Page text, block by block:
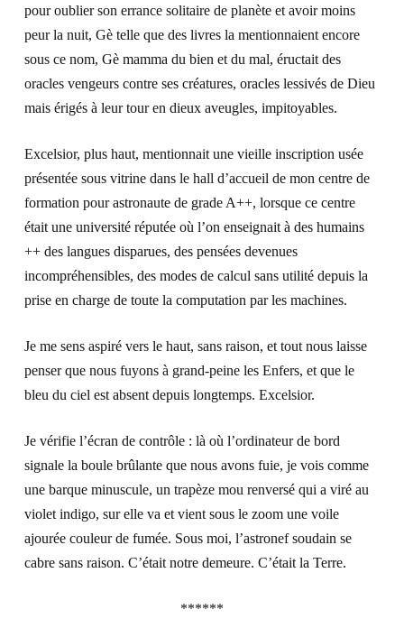
pour oublier son errance solitaire de planète et avoir moins
peur la nuit, Gè telle que des livres la mentionnaient encore
sous ce nom, Gè mamma du bien et du mal, éructait des
oracles vengeurs contre ses créatures, oracles lessivés de Dieu
mais érigés à leur tour en dieux aveugles, impitoyables.
Excelsior, plus haut, mentionnait une vieille inscription usée
présentée sous vitrine dans le hall d’accueil de mon centre de
formation pour astronaute de grade A++, lorsque ce centre
était une université réputée où l’on enseignait à des humains
++ des langues disparues, des pensées devenues
incompréhensibles, des modes de calcul sans utilité depuis la
prise en charge de toute la computation par les machines.
Je me sens aspiré vers le haut, sans raison, et tout nous laisse
penser que nous fuyons à grand-peine les Enfers, et que le
bleu du ciel est absent depuis longtemps. Excelsior.
Je vérifie l’écran de contrôle : là où l’ordinateur de bord
signale la boule brûlante que nous avons fuie, je vois comme
une barque minuscule, un trapèze mou renversé qui a viré au
violet indigo, sur elle va et vient sous le zoom une voile
ajourée couleur de fumée. Sous moi, l’astronef soudain se
cabre sans raison. C’était notre demeure. C’était la Terre.
******